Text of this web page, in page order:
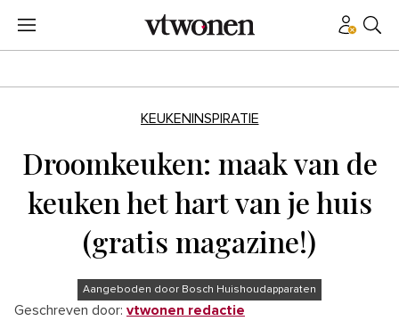
KEUKENINSPIRATIE
Droomkeuken: maak van de
keuken het hart van je huis
(gratis magazine!)
Aangeboden door Bosch Huishoudapparaten
Geschreven door: vtwonen redactie